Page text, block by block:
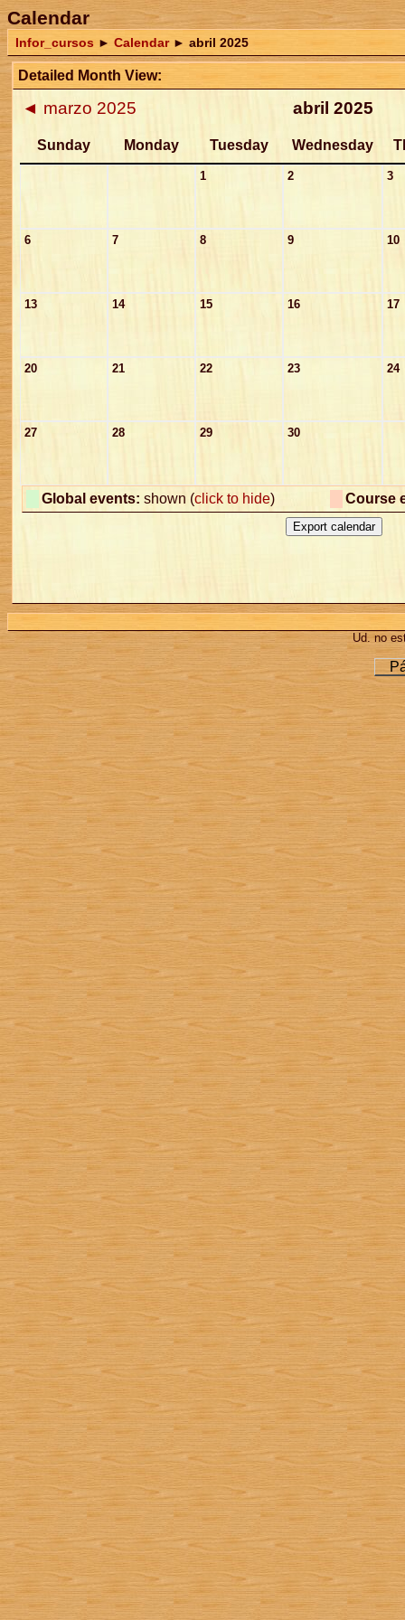
Calendar
Infor_cursos ► Calendar ► abril 2025
Detailed Month View:
◄ marzo 2025 abril 2025
Sunday Monday Tuesday Wednesday
1 2 3
6 7 8 9 10
13 14 15 16 17
20 21 22 23 24
27 28 29 30
Global events: shown (click to hide) Course
Ud. no